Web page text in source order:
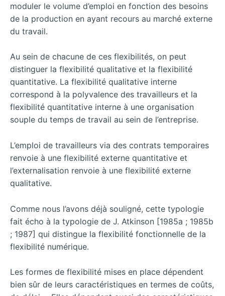
moduler le volume d’emploi en fonction des besoins
de la production en ayant recours au marché externe
du travail.
Au sein de chacune de ces flexibilités, on peut
distinguer la flexibilité qualitative et la flexibilité
quantitative. La flexibilité qualitative interne
correspond à la polyvalence des travailleurs et la
flexibilité quantitative interne à une organisation
souple du temps de travail au sein de l’entreprise.
L’emploi de travailleurs via des contrats temporaires
renvoie à une flexibilité externe quantitative et
l’externalisation renvoie à une flexibilité externe
qualitative.
Comme nous l’avons déjà souligné, cette typologie
fait écho à la typologie de J. Atkinson [1985a ; 1985b
; 1987] qui distingue la flexibilité fonctionnelle de la
flexibilité numérique.
Les formes de flexibilité mises en place dépendent
bien sûr de leurs caractéristiques en termes de coûts,